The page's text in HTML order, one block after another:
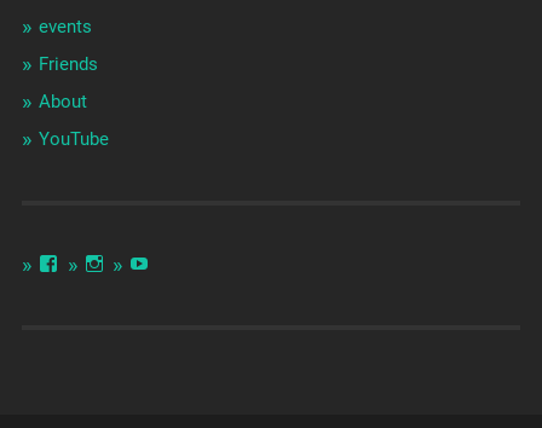
events
Friends
About
YouTube